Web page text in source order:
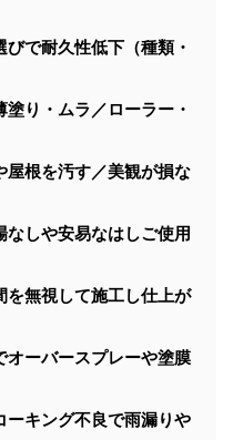
で耐久性低下（種類・
り・ムラ／ローラー・
屋根を汚す／美観が損な
なしや安易なはしご使用
を無視して施工し仕上が
オーバースプレーや塗膜
ーキング不良で雨漏りや